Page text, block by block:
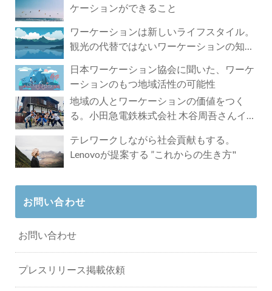
ケーションができること
ワーケーションは新しいライフスタイル。
観光の代替ではないワーケーションの知ら
日本ワーケーション協会に聞いた、ワーケ
ーションのもつ地域活性の可能性
地域の人とワーケーションの価値をつく
る。小田急電鉄株式会社 木谷周吾さんイン
テレワークしながら社会貢献もする。
Lenovoが提案する ”これからの生き方"
お問い合わせ
お問い合わせ
プレスリリース掲載依頼